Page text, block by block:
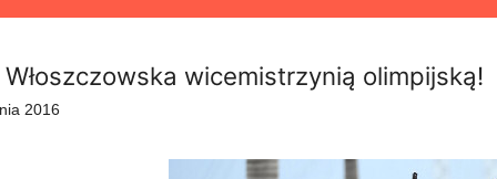
Włoszczowska wicemistrzynią olimpijską!
2016